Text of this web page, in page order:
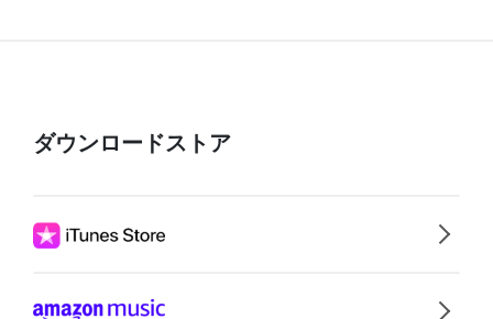
ダウンロードストア